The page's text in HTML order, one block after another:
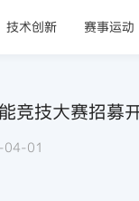
技术创新 赛事运动
竞技大赛招募
04-01